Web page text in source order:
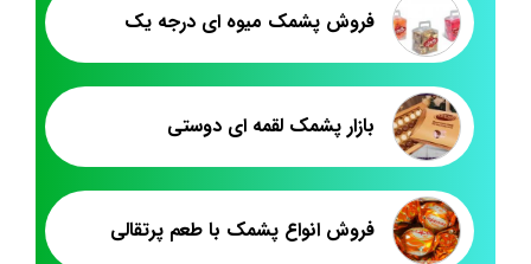
فروش پشمک میوه ای درجه یک
بازار پشمک لقمه ای دوستی
فروش انواع پشمک با طعم پرتقالی